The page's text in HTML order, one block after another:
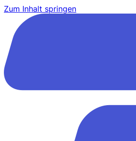
Zum Inhalt springen